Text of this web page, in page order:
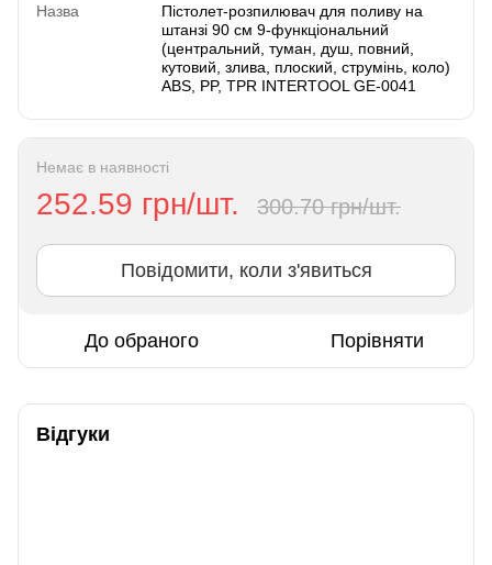
Назва
Пістолет-розпилювач для поливу на
штанзі 90 см 9-функціональний
(центральний, туман, душ, повний,
кутовий, злива, плоский, струмінь, коло)
ABS, PP, TPR INTERTOOL GE-0041
Немає в наявності
252.59 грн/шт. 300.70 грн/шт.
Повідомити, коли з'явиться
До обраного Порівняти
Відгуки